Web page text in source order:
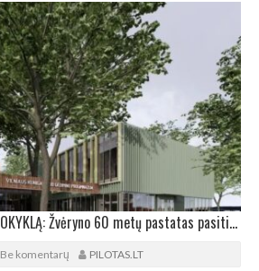
ATNAUJINS PRADINĘ MOKYKLĄ: Žvėryno 60 metų pastatas pasitinka rekonstrukciją
Be komentarų PILOTAS.LT